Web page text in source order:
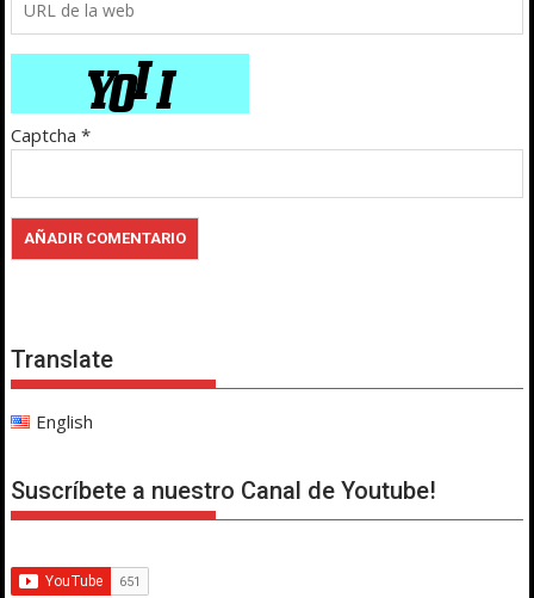
Captcha *
Translate
English
Suscríbete a nuestro Canal de Youtube!